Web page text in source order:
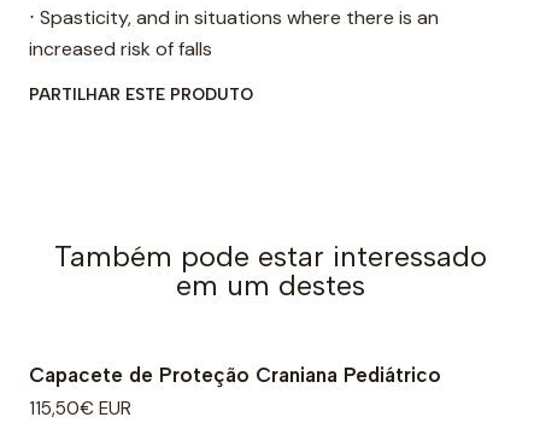
⋅ Spasticity, and in situations where there is an
increased risk of falls
PARTILHAR ESTE PRODUTO
Também pode estar interessado
em um destes
Capacete de Proteção Craniana Pediátrico
115,50€ EUR